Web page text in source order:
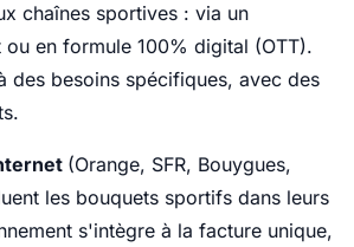
chaînes sportives : via un
ou en formule 100% digital (OTT).
des besoins spécifiques, avec des
(Orange, SFR, Bouygues,
les bouquets sportifs dans leurs
s'intègre à la facture unique,